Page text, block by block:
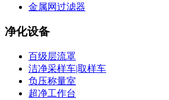
金属网过滤器
净化设备
百级层流罩
洁净采样车|取样车
负压称量室
超净工作台